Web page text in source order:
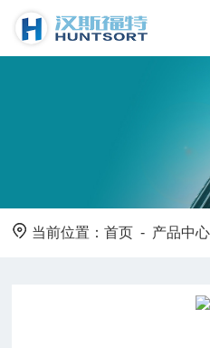
当前位置：首页 - 产品中心